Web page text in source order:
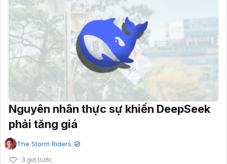
Nguyên nhân thực sự khiến DeepSeek
phải tăng giá
The Storm Riders ✔
3 giờ trước